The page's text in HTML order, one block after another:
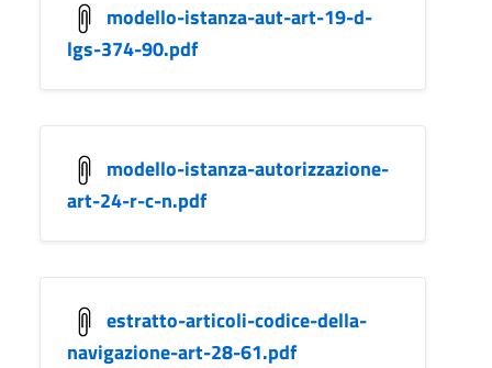
modello-istanza-aut-art-19-d-
lgs-374-90.pdf
modello-istanza-autorizzazione-
art-24-r-c-n.pdf
estratto-articoli-codice-della-
navigazione-art-28-61.pdf